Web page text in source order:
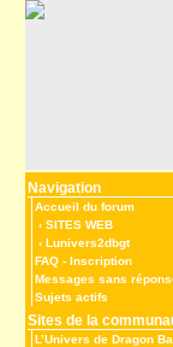
Navigation
Accueil du forum
‹ SITES WEB
‹ Lunivers2dbgt
FAQ - Inscription
Messages sans
Sujets actifs
Sites de la
L’Univers de Dragon